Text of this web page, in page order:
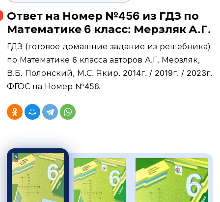
Ответ на Номер №456 из ГДЗ по
Математике 6 класс: Мерзляк А.Г.
ГДЗ (готовое домашние задание из решебника)
по Математике 6 класса авторов А.Г. Мерзляк,
В.Б. Полонский, М.С. Якир. 2014г. / 2019г. / 2023г.
ФГОС на Номер №456.